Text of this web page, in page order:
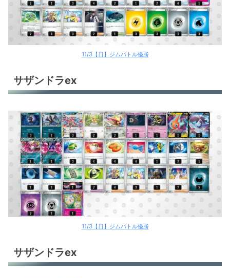
11/3【日】ジムバトル優勝
サザンドラex
11/3【日】ジムバトル優勝
サザンドラex